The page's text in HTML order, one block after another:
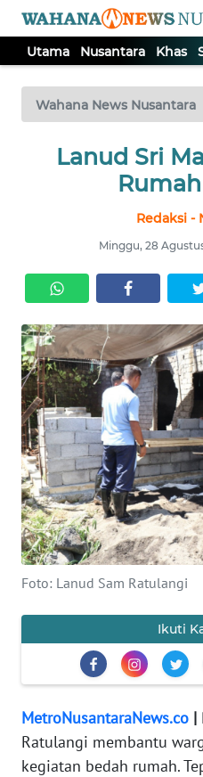
Utama Nusantara Khas
Wahana News Nusantara
Lanud Sri
Redaksi -
Minggu, 28
Foto: Lanud Sam Ratulangi
Ikuti
MetroNusantaraNews.co |
Ratulangi membantu
kegiatan bedah rumah.
TV
Tutup
UTAMA
SERBA-
SERBI
Informasi
INDEKS
BERITA
KONTAK
KAMI
INFO
IKLAN
PEDOMAN
SIBER
REDAKSI